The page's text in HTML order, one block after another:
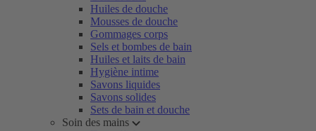
Huiles de douche
Mousses de douche
Gommages corps
Sels et bombes de bain
Huiles et laits de bain
Hygiène intime
Savons liquides
Savons solides
Sets de bain et douche
Soin des mains